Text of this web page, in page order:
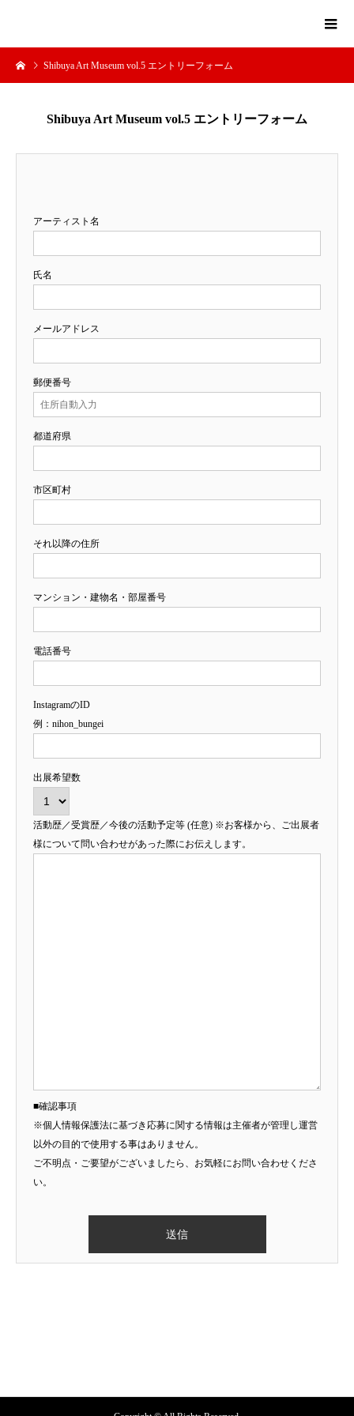
Shibuya Art Museum vol.5 エントリーフォーム
Shibuya Art Museum vol.5 エントリーフォーム
アーティスト名
氏名
メールアドレス
郵便番号
都道府県
市区町村
それ以降の住所
マンション・建物名・部屋番号
電話番号
InstagramのID
例：nihon_bungei
出展希望数
活動歴／受賞歴／今後の活動予定等 (任意) ※お客様から、ご出展者
様について問い合わせがあった際にお伝えします。
■確認事項
※個人情報保護法に基づき応募に関する情報は主催者が管理し運営
以外の目的で使用する事はありません。
ご不明点・ご要望がございましたら、お気軽にお問い合わせくださ
い。